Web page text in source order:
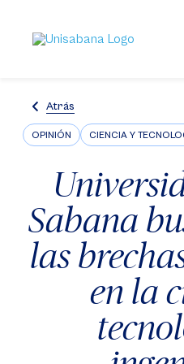
contenido
principal
Atrás
OPINIÓN CIENCIA Y
Sabana
las
en la